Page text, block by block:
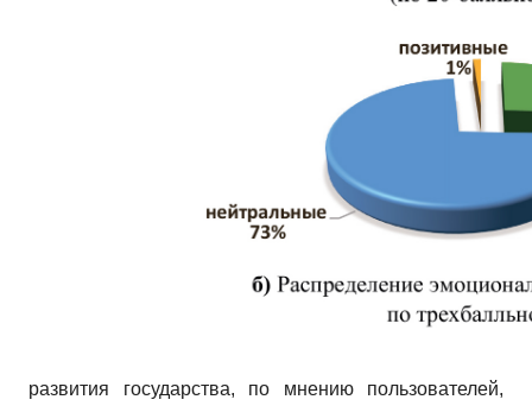
развития государства, по мнению пользователей,